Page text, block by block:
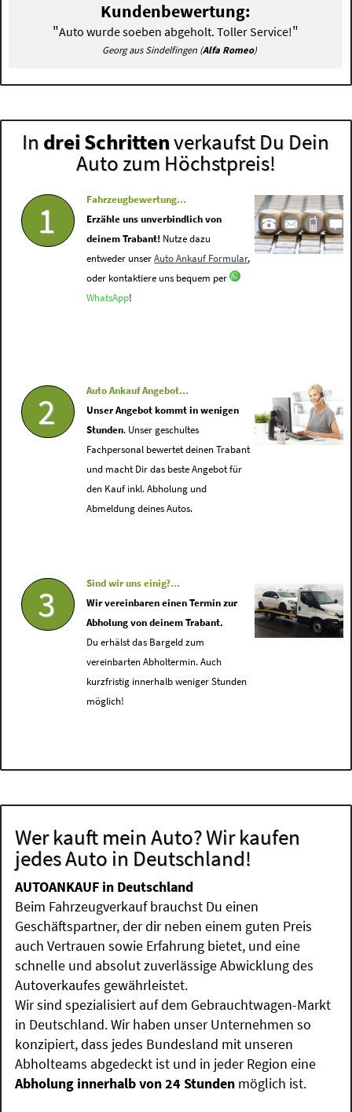
Kundenbewertung:
"Auto wurde soeben abgeholt. Toller Service!"
Georg aus Sindelfingen (Alfa Romeo)
In drei Schrittenverkaufst Du Dein
Auto zum Höchstpreis!
1
Fahrzeugbewertung...
Erzähle uns unverbindlich von
deinem Trabant! Nutze dazu
entweder unserAuto Ankauf Formular,
oder kontaktiere uns bequem per
WhatsApp!
2
Auto Ankauf Angebot...
Unser Angebot kommt in wenigen
Stunden. Unser geschultes
Fachpersonal bewertet deinen Trabant
und macht Dir das beste Angebot für
den Kauf inkl. Abholung und
Abmeldung deines Autos.
3
Sind wir uns einig?...
Wir vereinbaren einen Termin zur
Abholung von deinem Trabant.
Du erhälst das Bargeld zum
vereinbarten Abholtermin. Auch
kurzfristig innerhalb weniger Stunden
möglich!
Wer kauft mein Auto? Wir kaufen
jedes Auto in Deutschland!
AUTOANKAUF in Deutschland
Beim Fahrzeugverkauf brauchst Du einen
Geschäftspartner, der dir neben einem guten Preis
auch Vertrauen sowie Erfahrung bietet, und eine
schnelle und absolut zuverlässige Abwicklung des
Autoverkaufes gewährleistet.
Wir sind spezialisiert auf dem Gebrauchtwagen-Markt
in Deutschland. Wir haben unser Unternehmen so
konzipiert, dass jedes Bundesland mit unseren
Abholteams abgedeckt ist und in jeder Region eine
Abholung innerhalb von 24 Stunden möglich ist.